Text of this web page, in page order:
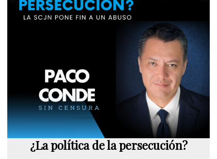
¿La política de la persecución?